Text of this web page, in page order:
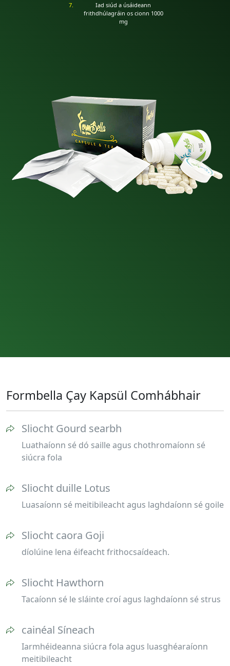
Iad siúd a úsáideann
frithdhúlagráin os cionn 1000
mg
Formbella Çay Kapsül Comhábhair
Sliocht Gourd searbh
Luathaíonn sé dó saille agus chothromaíonn sé
siúcra fola
Sliocht duille Lotus
Luasaíonn sé meitibileacht agus laghdaíonn sé goile
Sliocht caora Goji
díolúine lena éifeacht frithocsaídeach.
Sliocht Hawthorn
Tacaíonn sé le sláinte croí agus laghdaíonn sé strus
cainéal Síneach
Iarmhéideanna siúcra fola agus luasghéaraíonn
meitibileacht